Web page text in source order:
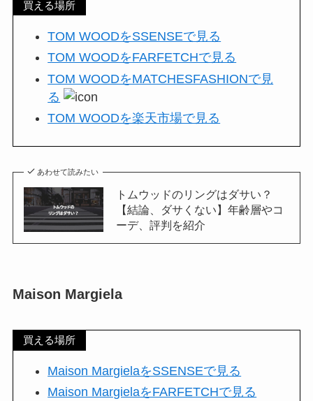
買える場所
TOM WOODをSSENSEで見る
TOM WOODをFARFETCHで見る
TOM WOODをMATCHESFASHIONで見
る
TOM WOODを楽天市場で見る
あわせて読みたい
トムウッドのリングはダサい？
【結論、ダサくない】年齢層やコ
ーデ、評判を紹介
Maison Margiela
買える場所
Maison MargielaをSSENSEで見る
Maison MargielaをFARFETCHで見る